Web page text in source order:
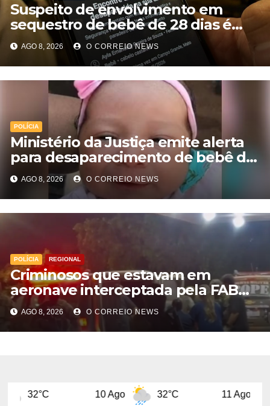
Suspeito de envolvimento em
sequestro de bebê de 28 dias é
preso na Capital
AGO 8, 2026 O CORREIO NEWS
POLÍCIA
Ministério da Justiça emite alerta
para desaparecimento de bebê de
28 dias em MS; polícia apura
suposto sequestro
AGO 8, 2026 O CORREIO NEWS
POLÍCIA REGIONAL
Criminosos que estavam em
aeronave interceptada pela FAB
em MS morrem durante confronto
com o Bope
AGO 8, 2026 O CORREIO NEWS
10 Ago 32°C 11 Ago 29°C